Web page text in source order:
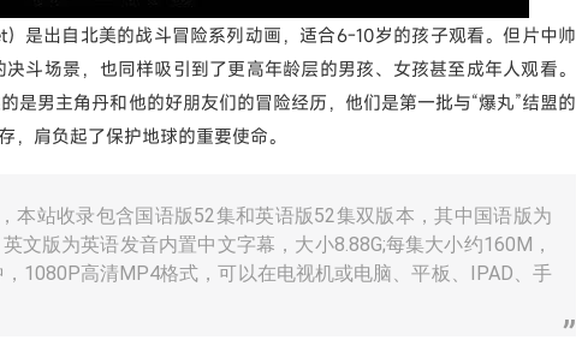
是出自北美的战斗冒险系列动画，适合6-10岁的孩子观看。但片中帅
斗场景，也同样吸引到了更高年龄层的男孩、女孩甚至成年人观看。
是男主角丹和他的好朋友们的冒险经历，他们是第一批与“爆丸”结盟的
，肩负起了保护地球的重要使命。
本站收录包含国语版52集和英语版52集双版本，其中国语版为
文版为英语发音内置中文字幕，大小8.88G;每集大小约160M，
1080P高清MP4格式，可以在电视机或电脑、平板、IPAD、手